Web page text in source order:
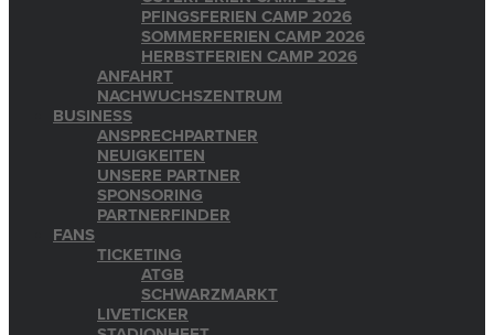
PFINGSFERIEN CAMP 2026
SOMMERFERIEN CAMP 2026
HERBSTFERIEN CAMP 2026
ANFAHRT
NACHWUCHSZENTRUM
BUSINESS
ANSPRECHPARTNER
NEUIGKEITEN
UNSERE PARTNER
SPONSORING
PARTNERFINDER
FANS
TICKETING
ATGB
SCHWARZMARKT
LIVETICKER